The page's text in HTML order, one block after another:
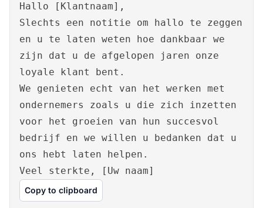
Hallo [Klantnaam],
Slechts een notitie om hallo te zeggen
en u te laten weten hoe dankbaar we
zijn dat u de afgelopen jaren onze
loyale klant bent.
We genieten echt van het werken met
ondernemers zoals u die zich inzetten
voor het groeien van hun succesvol
bedrijf en we willen u bedanken dat u
ons hebt laten helpen.
Veel sterkte, [Uw naam]
Copy to clipboard